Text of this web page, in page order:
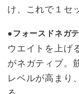
け、これで１セ
●フォースドネガ
ウエイトを上げ
がネガティブ。
レベルが高まり